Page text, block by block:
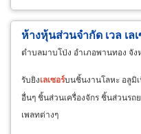
ห้างหุ้นส่วนจำกัด เวล เล
ตำบลมาบโป่ง อำเภอพานทอง จั
รับยิงเลเซอร์บนชิ้นงานโลหะ อลูมิเ
อื่นๆ ชิ้นส่วนเครื่องจักร ชิ้นส่วนร
เพลทต่างๆ